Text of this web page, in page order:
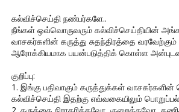
கல்விச்செய்தி நண்பர்களே..
நீங்கள் ஒவ்வொருவரும் கல்விச்செய்தியின்
வாசகர்களின் கருத்து சுதந்திரத்தை
ஆரோக்கியமாக பயன்படுத்திக் கொள்ள
குறிப்பு:
1. இங்கு பதிவாகும் கருத்துக்கள்
கல்விச்செய்தி இதற்கு எவ்வகையிலும்